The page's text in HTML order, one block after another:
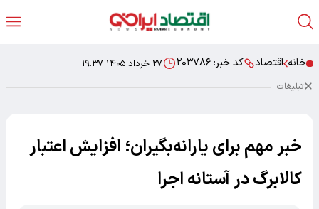
خانه اقتصاد کد خبر: ۲۰۳۷۸۶ ۲۷ خرداد ۱۴۰۵ ۱۹:۳۷
تبلیغات
خبر مهم برای یارانه‌بگیران؛ افزایش اعتبار
کالابرگ در آستانه اجرا